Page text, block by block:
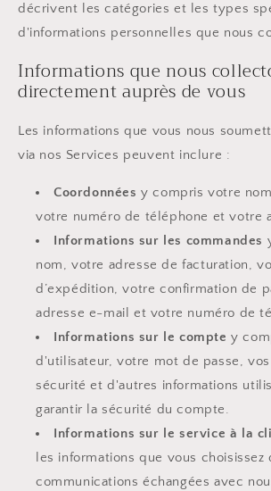
décrivent les catégories et les types
d'informations personnelles que nous
Informations que nous
directement auprès de vous
Les informations que vous nous
via nos Services peuvent inclure :
Coordonnées y compris votre
votre numéro de téléphone et votre
Informations sur les commandes
nom, votre adresse de facturation,
d’expédition, votre confirmation de
adresse e-mail et votre numéro de
Informations sur le compte y
d'utilisateur, votre mot de passe,
sécurité et d'autres informations
garantir la sécurité du compte.
Informations sur le service à la
les informations que vous choisissez
communications échangées avec